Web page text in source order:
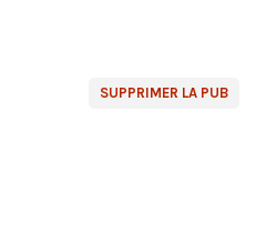
SUPPRIMER LA PUB